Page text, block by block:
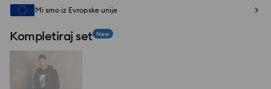
Mi smo iz Evropske unije
Kompletiraj set New